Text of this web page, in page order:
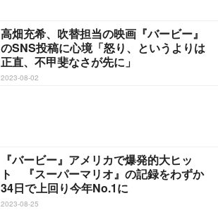
高畑充希、吹替担当の映画『バービー』
のSNS投稿に心境「怒り、というよりは
正直、不甲斐なさが先に」
2023-08-02
『バービー』アメリカで爆発的大ヒッ
ト 『スーパーマリオ』の記録をわずか
34日で上回り今年No.1に
2023-08-25